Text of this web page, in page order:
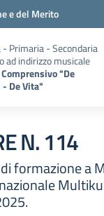
e del Merito
- Primaria - Secondaria
ad indirizzo musicale
"De
De Vita"
N. 114
formazione a